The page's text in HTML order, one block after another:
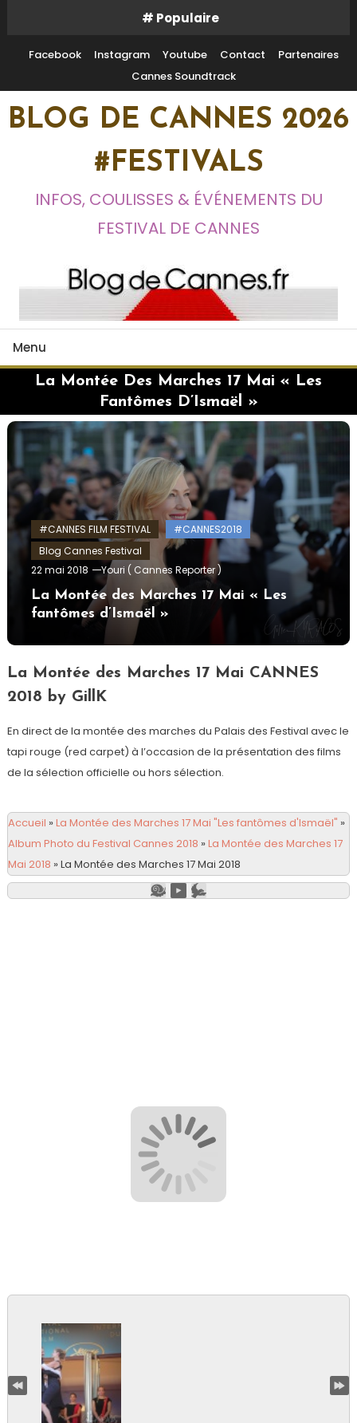
Content
# Populaire
Facebook Instagram Youtube Contact
Partenaires
Cannes Soundtrack
BLOG DE CANNES 2026
#FESTIVALS
INFOS, COULISSES & ÉVÉNEMENTS DU
FESTIVAL DE CANNES
Menu
La Montée Des Marches 17 Mai « Les
Fantômes D’Ismaël »
#CANNES FILM FESTIVAL
#CANNES2018
Blog Cannes Festival
22 mai 2018
Youri ( Cannes Reporter )
La Montée des Marches 17 Mai « Les
fantômes d’Ismaël »
La Montée des Marches 17 Mai CANNES
2018 by GillK
En direct de la montée des marches du Palais des Festival avec le
tapi rouge (red carpet) à l’occasion de la présentation des films
de la sélection officielle ou hors sélection.
Accueil »La Montée des Marches 17 Mai "Les fantômes d'Ismaël" »
Album Photo du Festival Cannes 2018 »La Montée des Marches 17
Mai 2018 »La Montée des Marches 17 Mai 2018